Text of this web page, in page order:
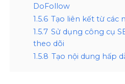
DoFollow
1.5.6 Tạo liên kết từ các
1.5.7 Sử dụng công cụ
theo dõi
1.5.8 Tạo nội dung hấp